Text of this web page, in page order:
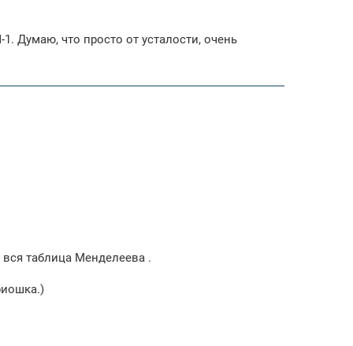
Думаю, что просто от усталости, очень
таблица Менделеева .